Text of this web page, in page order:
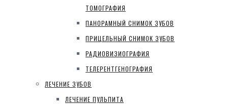
ТОМОГРАФИЯ
ПАНОРАМНЫЙ СНИМОК ЗУБОВ
ПРИЦЕЛЬНЫЙ СНИМОК ЗУБОВ
РАДИОВИЗИОГРАФИЯ
ТЕЛЕРЕНТГЕНОГРАФИЯ
ЛЕЧЕНИЕ ЗУБОВ
ЛЕЧЕНИЕ ПУЛЬПИТА